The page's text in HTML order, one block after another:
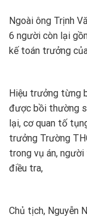
Ngoài ông Trịnh
6 người còn lại
kế toán trưởng
Hiệu trưởng từng
được bồi thường
lại, cơ quan tố
trưởng Trường
trong vụ án,
điều tra,
Chủ tịch, Nguyễn